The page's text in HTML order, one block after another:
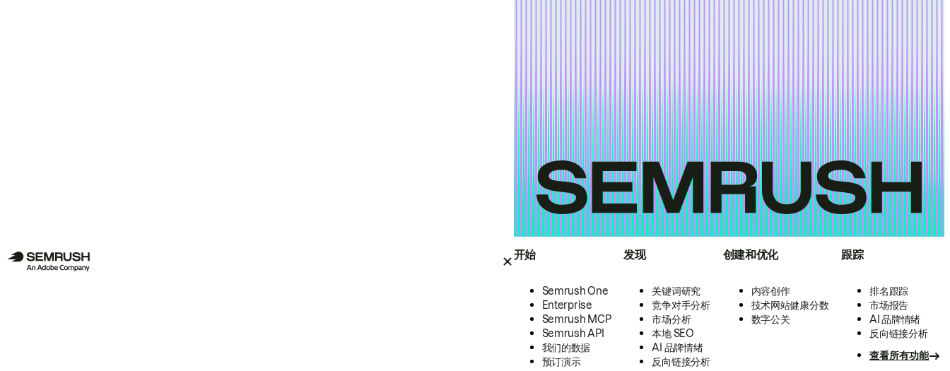
开始
Semrush One
Enterprise
Semrush MCP
Semrush API
我们的数据
预订演示
发现
关键词研究
竞争对手分析
市场分析
本地 SEO
AI 品牌情绪
反向链接分析
创建和优化
内容创作
技术网站健康分数
数字公关
跟踪
排名跟踪
市场报告
AI 品牌情绪
反向链接分析
查看所有功能